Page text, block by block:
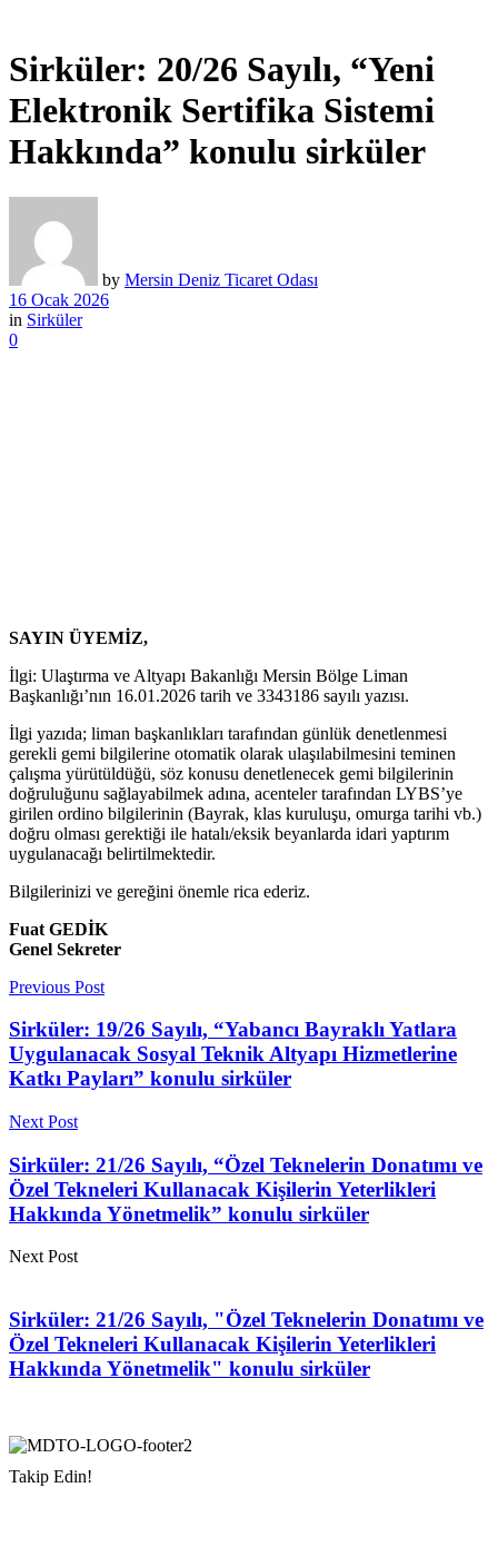
Sirküler: 20/26 Sayılı, “Yeni
Elektronik Sertifika Sistemi
Hakkında” konulu sirküler
by Mersin Deniz Ticaret Odası
16 Ocak 2026
in Sirküler
0
SAYIN ÜYEMİZ,
İlgi: Ulaştırma ve Altyapı Bakanlığı Mersin Bölge Liman
Başkanlığı’nın 16.01.2026 tarih ve 3343186 sayılı yazısı.
İlgi yazıda; liman başkanlıkları tarafından günlük denetlenmesi
gerekli gemi bilgilerine otomatik olarak ulaşılabilmesini teminen
çalışma yürütüldüğü, söz konusu denetlenecek gemi bilgilerinin
doğruluğunu sağlayabilmek adına, acenteler tarafından LYBS’ye
girilen ordino bilgilerinin (Bayrak, klas kuruluşu, omurga tarihi vb.)
doğru olması gerektiği ile hatalı/eksik beyanlarda idari yaptırım
uygulanacağı belirtilmektedir.
Bilgilerinizi ve gereğini önemle rica ederiz.
Fuat GEDİK
Genel Sekreter
Previous Post
Sirküler: 19/26 Sayılı, “Yabancı Bayraklı Yatlara
Uygulanacak Sosyal Teknik Altyapı Hizmetlerine
Katkı Payları” konulu sirküler
Next Post
Sirküler: 21/26 Sayılı, “Özel Teknelerin Donatımı ve
Özel Tekneleri Kullanacak Kişilerin Yeterlikleri
Hakkında Yönetmelik” konulu sirküler
Next Post
Sirküler: 21/26 Sayılı, "Özel Teknelerin Donatımı ve
Özel Tekneleri Kullanacak Kişilerin Yeterlikleri
Hakkında Yönetmelik" konulu sirküler
Takip Edin!